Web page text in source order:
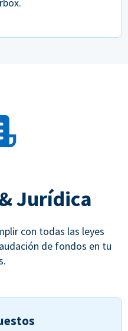
Jurídica
con todas las leyes
de fondos en tu